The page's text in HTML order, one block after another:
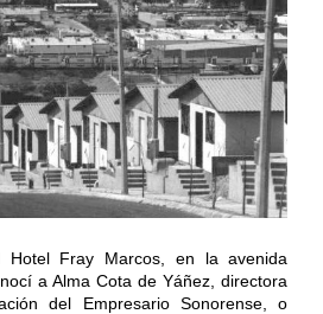
Hotel Fray Marcos, en la avenida
a Alma Cota de Yáñez, directora
del Empresario Sonorense, o